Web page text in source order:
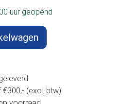
uur geopend
(excl. btw)